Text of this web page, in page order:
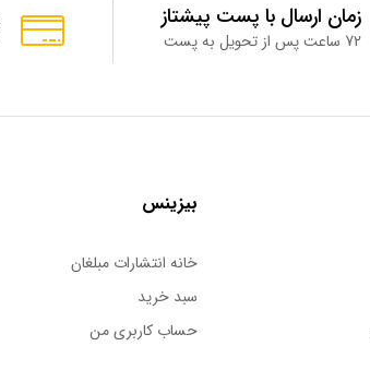
زمان ارسال با پست پیشتاز
72 ساعت پس از تحویل به پست
بیزینس
خانه انتشارات مبلغان
سبد خرید
حساب کاربری من